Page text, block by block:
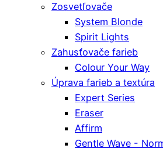
Zosvetľovače
System Blonde
Spirit Lights
Zahusťovače farieb
Colour Your Way
Úprava farieb a textúra
Expert Series
Eraser
Affirm
Gentle Wave -